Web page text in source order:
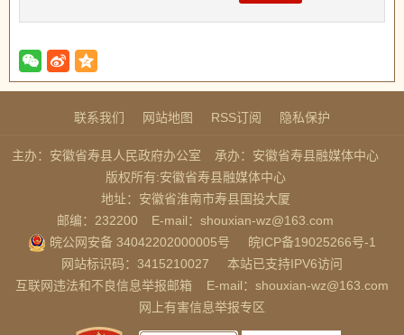
联系我们 网站地图 RSS订阅 隐私保护
主办：安徽省寿县人民政府办公室
承办：安徽省寿县融媒体中心
版权所有:安徽省寿县融媒体中心
地址：安徽省淮南市寿县国投大厦
邮编：232200
E-mail：shouxian-wz@163.com
皖公网安备 34042202000005号
皖ICP备19025266号-1
网站标识码：3415210027
本站已支持IPV6访问
互联网违法和不良信息举报邮箱
E-mail：shouxian-wz@163.com
网上有害信息举报专区